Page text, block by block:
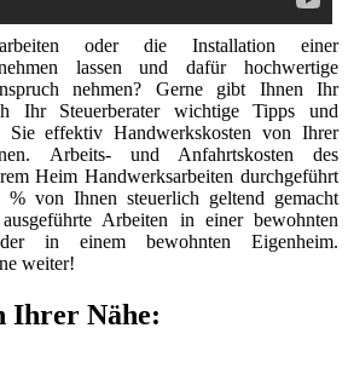
oder die Installation einer
lassen und dafür hochwertige
nehmen? Gerne gibt Ihnen Ihr
Ihr Steuerberater wichtige Tipps und
Sie effektiv Handwerkskosten von Ihrer
Arbeits- und Anfahrtskosten des
Heim Handwerksarbeiten durchgeführt
von Ihnen steuerlich geltend gemacht
Arbeiten in einer bewohnten
in einem bewohnten Eigenheim.
weiter!
Ihrer Nähe: